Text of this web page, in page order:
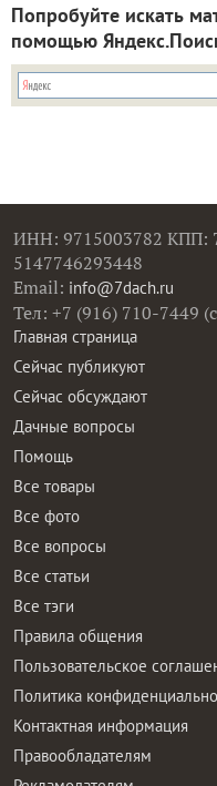
Попробуйте искать
помощью
ИНН: 9715003782 КПП:
5147746293448
Email: info@7dach.ru
Тел: +7 (916) 710-7449
Главная страница
Сейчас публикуют
Сейчас обсуждают
Дачные вопросы
Помощь
Все товары
Все фото
Все вопросы
Все статьи
Все тэги
Правила общения
Пользовательское
Политика
Контактная информация
Правообладателям